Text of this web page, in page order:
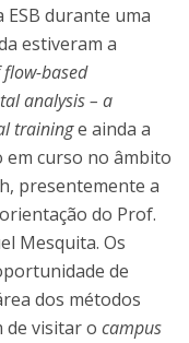
durante uma
estiveram a
based
analysis – a
traininge ainda a
em curso no âmbito
presentemente a
do Prof.
Mesquita. Os
de
dos métodos
de visitar o campus